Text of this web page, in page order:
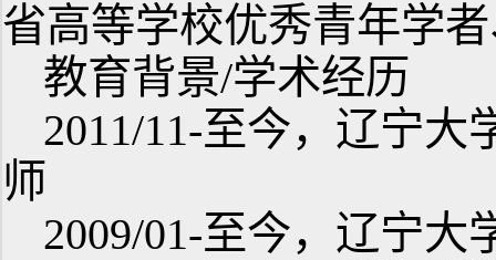
省高等学校优秀青年学
教育背景/学术经历
2011/11-至今，辽宁
师
2009/01-至今，辽宁大